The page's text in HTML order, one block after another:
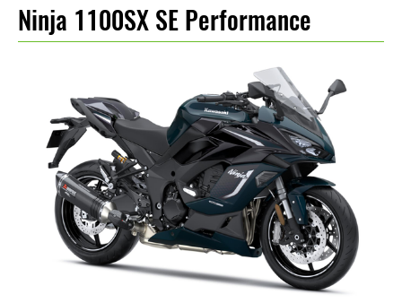
Ninja 1100SX SE Performance